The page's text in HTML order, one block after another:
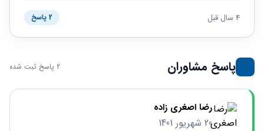
طلاق
حقوقی
خانواده
حقوقی
کسب
و کار
سئو و
سایت
شرکت
4 سال قبل 2 پاسخ
پاسخ مشاوران 2 پاسخ ثبت شده
رضا اصغری زاده
20 شهریور 1401